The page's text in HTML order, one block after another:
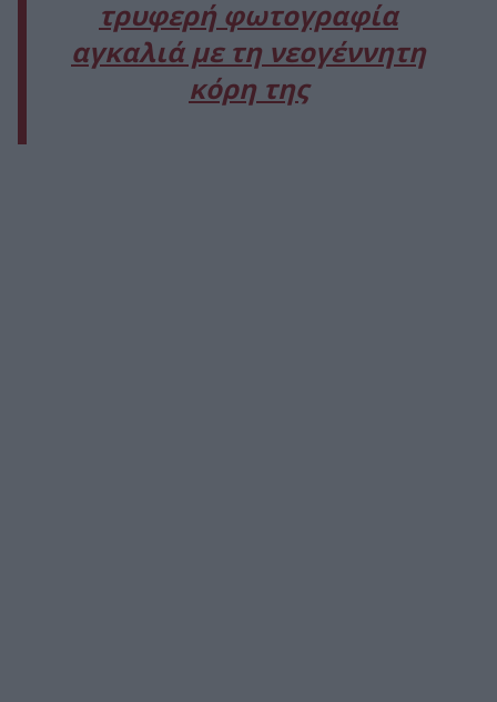
τρυφερή φωτογραφία
αγκαλιά με τη νεογέννητη
κόρη της